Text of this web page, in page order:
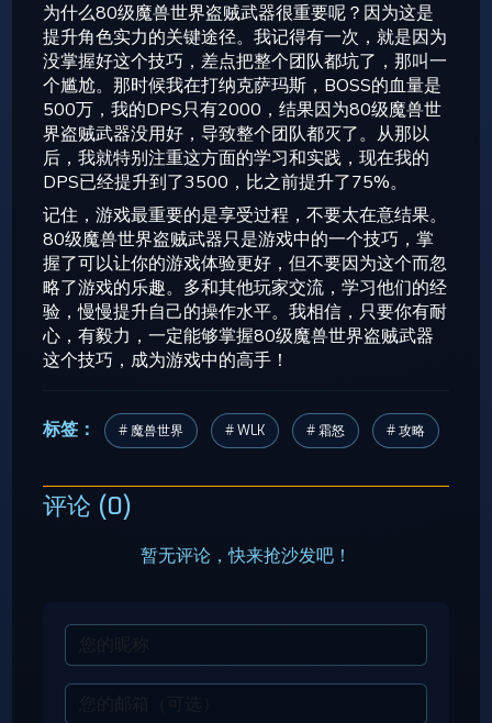
为什么80级魔兽世界盗贼武器很重要呢？因为这是
提升角色实力的关键途径。我记得有一次，就是因为
没掌握好这个技巧，差点把整个团队都坑了，那叫一
个尴尬。那时候我在打纳克萨玛斯，BOSS的血量是
500万，我的DPS只有2000，结果因为80级魔兽世
界盗贼武器没用好，导致整个团队都灭了。从那以
后，我就特别注重这方面的学习和实践，现在我的
DPS已经提升到了3500，比之前提升了75%。
记住，游戏最重要的是享受过程，不要太在意结果。
80级魔兽世界盗贼武器只是游戏中的一个技巧，掌
握了可以让你的游戏体验更好，但不要因为这个而忽
略了游戏的乐趣。多和其他玩家交流，学习他们的经
验，慢慢提升自己的操作水平。我相信，只要你有耐
心，有毅力，一定能够掌握80级魔兽世界盗贼武器
这个技巧，成为游戏中的高手！
标签： # 魔兽世界 # WLK # 霜怒 # 攻略
评论 (0)
暂无评论，快来抢沙发吧！